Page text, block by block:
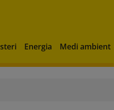
Energia Medi ambient